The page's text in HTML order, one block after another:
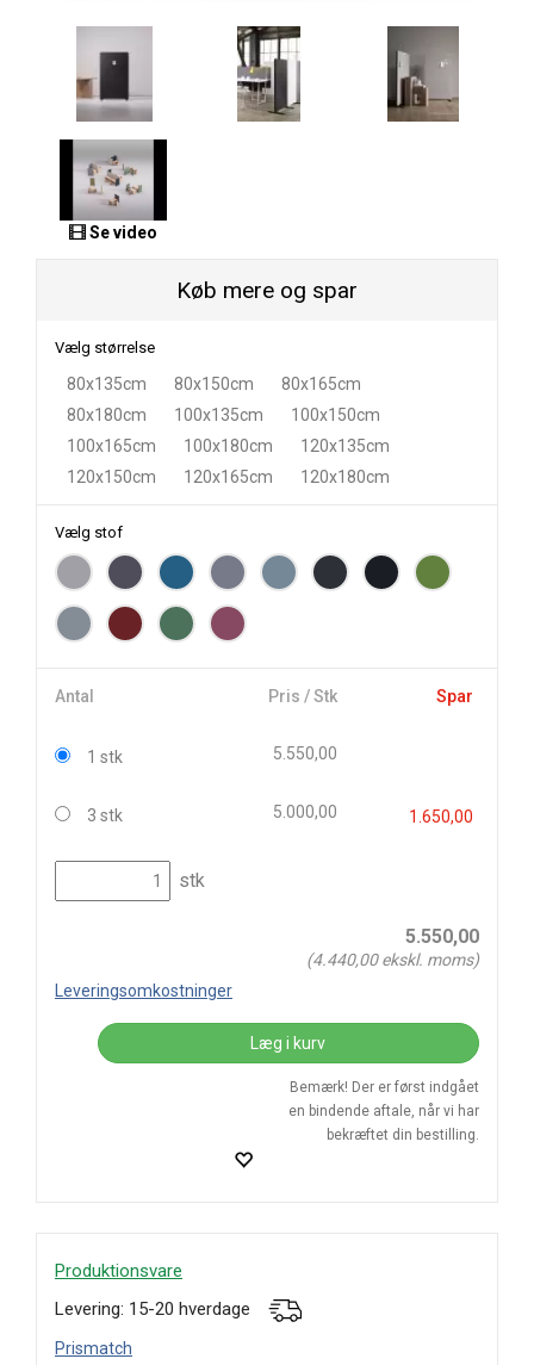
Se video
Køb mere og spar
Vælg størrelse
80x135cm 80x150cm
80x165cm
80x180cm
100x135cm
100x150cm
100x165cm
100x180cm
120x135cm
120x150cm
120x165cm 120x180cm
Vælg stof
Antal Pris / Stk Spar
1 stk 5.550,00
3 stk 5.000,00 1.650,00
stk
5.550,00
(4.440,00ekskl. moms)
Leveringsomkostninger
Læg i kurv
Bemærk! Der er først indgået
en bindende aftale, når vi har
bekræftet din bestilling.
Produktionsvare
Levering: 15-20 hverdage
Prismatch